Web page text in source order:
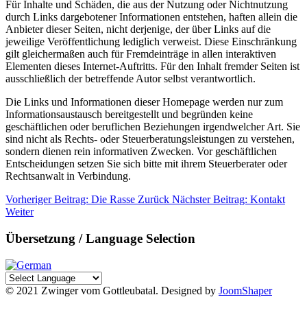
Für Inhalte und Schäden, die aus der Nutzung oder Nichtnutzung
durch Links dargebotener Informationen entstehen, haften allein die
Anbieter dieser Seiten, nicht derjenige, der über Links auf die
jeweilige Veröffentlichung lediglich verweist. Diese Einschränkung
gilt gleichermaßen auch für Fremdeinträge in allen interaktiven
Elementen dieses Internet-Auftritts. Für den Inhalt fremder Seiten ist
ausschließlich der betreffende Autor selbst verantwortlich.
Die Links und Informationen dieser Homepage werden nur zum
Informationsaustausch bereitgestellt und begründen keine
geschäftlichen oder beruflichen Beziehungen irgendwelcher Art. Sie
sind nicht als Rechts- oder Steuerberatungsleistungen zu verstehen,
sondern dienen rein informativen Zwecken. Vor geschäftlichen
Entscheidungen setzen Sie sich bitte mit ihrem Steuerberater oder
Rechtsanwalt in Verbindung.
Vorheriger Beitrag: Die Rasse Zurück Nächster Beitrag: Kontakt
Weiter
Übersetzung / Language Selection
© 2021 Zwinger vom Gottleubatal. Designed by JoomShaper